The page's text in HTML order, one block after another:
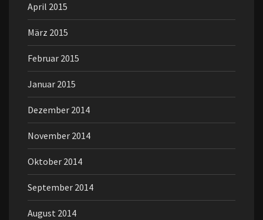
April 2015
März 2015
Februar 2015
Januar 2015
Dezember 2014
November 2014
Oktober 2014
September 2014
August 2014